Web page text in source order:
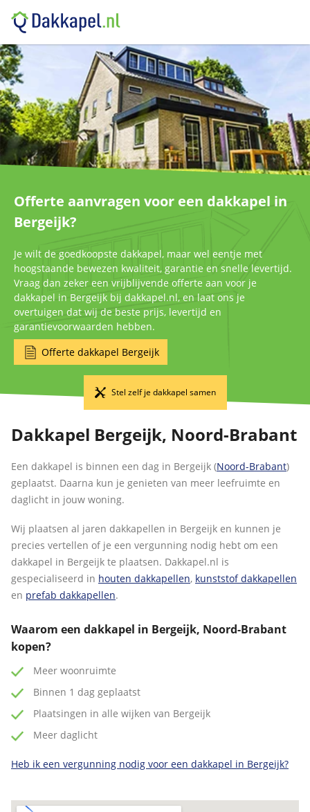
Offerte aanvragen voor een dakkapel in
Bergeijk?
Je wilt de goedkoopste dakkapel, maar wel eentje met
hoogstaande bewezen kwaliteit, garantie en snelle levertijd.
Vraag dan zeker een vrijblijvende offerte aan voor je
dakkapel in Bergeijk bij dakkapel.nl, en laat ons je
overtuigen dat wij de beste prijs, levertijd en
garantievoorwaarden hebben.
Offerte dakkapel Bergeijk
Stel zelf je dakkapel samen
Dakkapel Bergeijk, Noord-Brabant
Een dakkapel is binnen een dag in Bergeijk (Noord-Brabant)
geplaatst. Daarna kun je genieten van meer leefruimte en
daglicht in jouw woning.
Wij plaatsen al jaren dakkapellen in Bergeijk en kunnen je
precies vertellen of je een vergunning nodig hebt om een
dakkapel in Bergeijk te plaatsen. Dakkapel.nl is
gespecialiseerd in houten dakkapellen, kunststof dakkapellen
en prefab dakkapellen.
Waarom een dakkapel in Bergeijk, Noord-Brabant
kopen?
Meer woonruimte
Binnen 1 dag geplaatst
Plaatsingen in alle wijken van Bergeijk
Meer daglicht
Heb ik een vergunning nodig voor een dakkapel in Bergeijk?